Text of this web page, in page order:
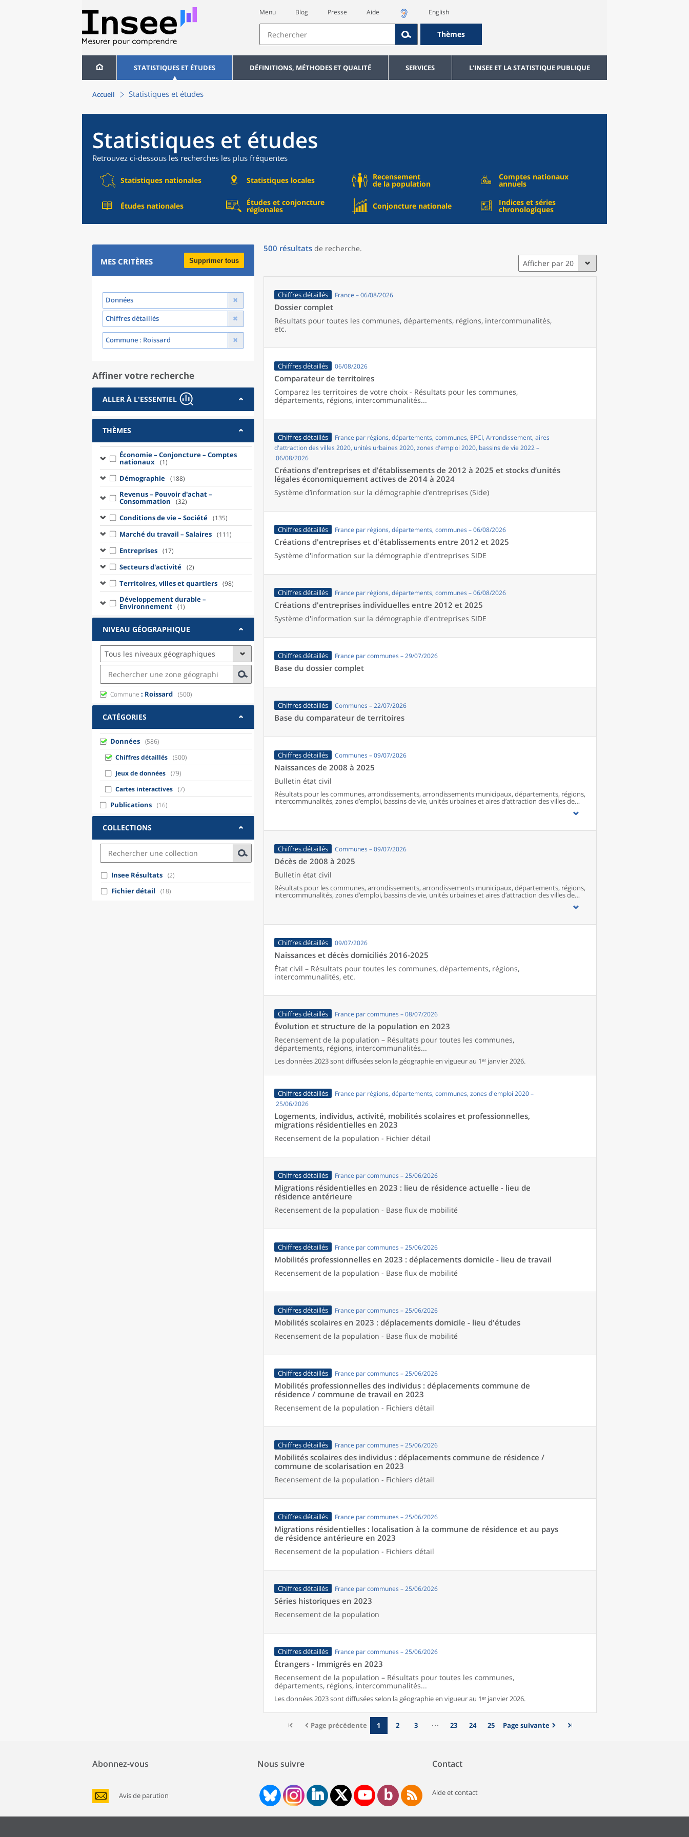
Menu Blog Presse Aide English
Thèmes
STATISTIQUES ET ÉTUDES DÉFINITIONS, MÉTHODES ET QUALITÉ SERVICES L'INSEE ET LA STATISTIQUE PUBLIQUE
Accueil Statistiques et études
Statistiques et études
Retrouvez ci-dessous les recherches les plus fréquentes
Statistiques nationales Statistiques locales Recensement
de la population
Comptes nationaux
annuels
Études nationales Études et conjoncture
régionales Conjoncture nationale Indices et séries
chronologiques
MES CRITÈRES Supprimer tous
Données
Chiffres détaillés
Commune : Roissard
Affiner votre recherche
ALLER À L'ESSENTIEL
THÈMES
Économie – Conjoncture – Comptes
nationaux (1)
Démographie (188)
Revenus – Pouvoir d'achat –
Consommation (32)
Conditions de vie – Société (135)
Marché du travail – Salaires (111)
Entreprises (17)
Secteurs d'activité (2)
Territoires, villes et quartiers (98)
Développement durable –
Environnement (1)
NIVEAU GÉOGRAPHIQUE
Tous les niveaux géographiques
Commune : Roissard (500)
CATÉGORIES
Données (586)
Chiffres détaillés (500)
Jeux de données (79)
Cartes interactives (7)
Publications (16)
COLLECTIONS
Insee Résultats (2)
Fichier détail (18)
500 résultats de recherche.
Afficher par 20
Chiffres détaillés France – 06/08/2026
Dossier complet
Résultats pour toutes les communes, départements, régions, intercommunalités,
etc.
Chiffres détaillés 06/08/2026
Comparateur de territoires
Comparez les territoires de votre choix - Résultats pour les communes,
départements, régions, intercommunalités...
Chiffres détaillés
France par régions, départements, communes, EPCI, Arrondissement, aires
d'attraction des villes 2020, unités urbaines 2020, zones d'emploi 2020, bassins de vie 2022 –
06/08/2026
Créations d’entreprises et d’établissements de 2012 à 2025 et stocks d’unités
légales économiquement actives de 2014 à 2024
Système d’information sur la démographie d’entreprises (Side)
Chiffres détaillés France par régions, départements, communes – 06/08/2026
Créations d'entreprises et d'établissements entre 2012 et 2025
Système d'information sur la démographie d'entreprises SIDE
Chiffres détaillés France par régions, départements, communes – 06/08/2026
Créations d'entreprises individuelles entre 2012 et 2025
Système d'information sur la démographie d'entreprises SIDE
Chiffres détaillés France par communes – 29/07/2026
Base du dossier complet
Chiffres détaillés Communes – 22/07/2026
Base du comparateur de territoires
Chiffres détaillés Communes – 09/07/2026
Naissances de 2008 à 2025
Bulletin état civil
Résultats pour les communes, arrondissements, arrondissements municipaux, départements, régions,
intercommunalités, zones d’emploi, bassins de vie, unités urbaines et aires d’attraction des villes de
France (y compris Mayotte à partir de 2014).
Chiffres détaillés Communes – 09/07/2026
Décès de 2008 à 2025
Bulletin état civil
Résultats pour les communes, arrondissements, arrondissements municipaux, départements, régions,
intercommunalités, zones d’emploi, bassins de vie, unités urbaines et aires d’attraction des villes de
Chiffres détaillés 09/07/2026
Naissances et décès domiciliés 2016-2025
État civil – Résultats pour toutes les communes, départements, régions,
intercommunalités, etc.
Chiffres détaillés France par communes – 08/07/2026
Évolution et structure de la population en 2023
Recensement de la population – Résultats pour toutes les communes,
départements, régions, intercommunalités...
Les données 2023 sont diffusées selon la géographie en vigueur au 1ᵉʳ janvier 2026.
Chiffres détaillés
France par régions, départements, communes, zones d'emploi 2020 –
25/06/2026
Logements, individus, activité, mobilités scolaires et professionnelles,
migrations résidentielles en 2023
Recensement de la population - Fichier détail
Chiffres détaillés France par communes – 25/06/2026
Migrations résidentielles en 2023 : lieu de résidence actuelle - lieu de
résidence antérieure
Recensement de la population - Base flux de mobilité
Chiffres détaillés France par communes – 25/06/2026
Mobilités professionnelles en 2023 : déplacements domicile - lieu de travail
Recensement de la population - Base flux de mobilité
Chiffres détaillés France par communes – 25/06/2026
Mobilités scolaires en 2023 : déplacements domicile - lieu d'études
Recensement de la population - Base flux de mobilité
Chiffres détaillés France par communes – 25/06/2026
Mobilités professionnelles des individus : déplacements commune de
résidence / commune de travail en 2023
Recensement de la population - Fichiers détail
Chiffres détaillés France par communes – 25/06/2026
Mobilités scolaires des individus : déplacements commune de résidence /
commune de scolarisation en 2023
Recensement de la population - Fichiers détail
Chiffres détaillés France par communes – 25/06/2026
Migrations résidentielles : localisation à la commune de résidence et au pays
de résidence antérieure en 2023
Recensement de la population - Fichiers détail
Chiffres détaillés France par communes – 25/06/2026
Séries historiques en 2023
Recensement de la population
Chiffres détaillés France par communes – 25/06/2026
Étrangers - Immigrés en 2023
Recensement de la population – Résultats pour toutes les communes,
départements, régions, intercommunalités...
Les données 2023 sont diffusées selon la géographie en vigueur au 1ᵉʳ janvier 2026.
Page précédente 1 2 3 23 24 25 Page suivante
Abonnez-vous
Avis de parution
Nous suivre Contact
Aide et contact